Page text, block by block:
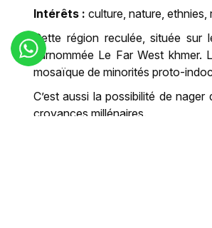
Intérêts : culture, nature, ethnies,
Cette région reculée, située sur
surnommée Le Far West khmer.
mosaïque de minorités proto-
C’est aussi la possibilité de
croyances millénaires.